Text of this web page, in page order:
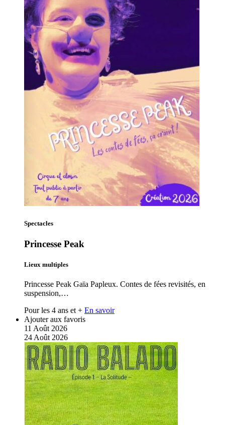
Spectacles
Princesse Peak
Lieux multiples
Princesse Peak Gaïa Papleux. Contes de fées revisités, en
suspension,…
Pour les 4 ans et + En savoir
Ajouter aux favoris
11 Août 2026
24 Août 2026